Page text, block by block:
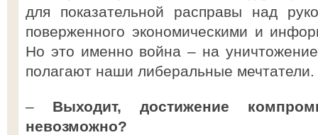
для показательной расправы над
поверженного экономическими и
Но это именно война – на
полагают наши либеральные мечтатели.
– Выходит, достижение
невозможно?